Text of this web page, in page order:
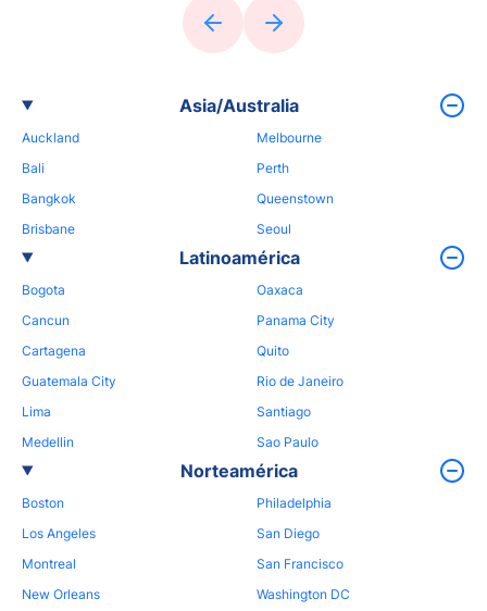
Asia/Australia
Auckland
Bali
Bangkok
Brisbane
Melbourne
Perth
Queenstown
Seoul
Latinoamérica
Bogota
Cancun
Cartagena
Guatemala City
Lima
Medellin
Oaxaca
Panama City
Quito
Rio de Janeiro
Santiago
Sao Paulo
Norteamérica
Boston
Los Angeles
Montreal
New Orleans
Philadelphia
San Diego
San Francisco
Washington DC